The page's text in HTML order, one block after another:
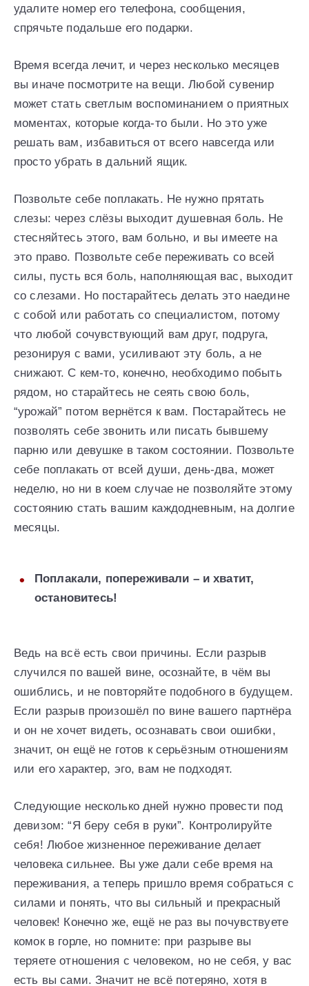
удалите номер его телефона, сообщения,
спрячьте подальше его подарки.
Время всегда лечит, и через несколько месяцев
вы иначе посмотрите на вещи. Любой сувенир
может стать светлым воспоминанием о приятных
моментах, которые когда-то были. Но это уже
решать вам, избавиться от всего навсегда или
просто убрать в дальний ящик.
Позвольте себе поплакать. Не нужно прятать
слезы: через слёзы выходит душевная боль. Не
стесняйтесь этого, вам больно, и вы имеете на
это право. Позвольте себе переживать со всей
силы, пусть вся боль, наполняющая вас, выходит
со слезами. Но постарайтесь делать это наедине
с собой или работать со специалистом, потому
что любой сочувствующий вам друг, подруга,
резонируя с вами, усиливают эту боль, а не
снижают. С кем-то, конечно, необходимо побыть
рядом, но старайтесь не сеять свою боль,
“урожай” потом вернётся к вам. Постарайтесь не
позволять себе звонить или писать бывшему
парню или девушке в таком состоянии. Позвольте
себе поплакать от всей души, день-два, может
неделю, но ни в коем случае не позволяйте этому
состоянию стать вашим каждодневным, на долгие
месяцы.
Поплакали, попереживали – и хватит,
остановитесь!
Ведь на всё есть свои причины. Если разрыв
случился по вашей вине, осознайте, в чём вы
ошиблись, и не повторяйте подобного в будущем.
Если разрыв произошёл по вине вашего партнёра
и он не хочет видеть, осознавать свои ошибки,
значит, он ещё не готов к серьёзным отношениям
или его характер, эго, вам не подходят.
Следующие несколько дней нужно провести под
девизом: “Я беру себя в руки”. Контролируйте
себя! Любое жизненное переживание делает
человека сильнее. Вы уже дали себе время на
переживания, а теперь пришло время собраться с
силами и понять, что вы сильный и прекрасный
человек! Конечно же, ещё не раз вы почувствуете
комок в горле, но помните: при разрыве вы
теряете отношения с человеком, но не себя, у вас
есть вы сами. Значит не всё потеряно, хотя в